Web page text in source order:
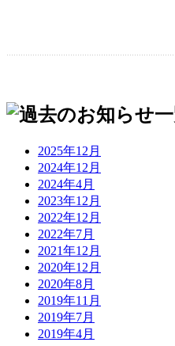
2025年12月
2024年12月
2024年4月
2023年12月
2022年12月
2022年7月
2021年12月
2020年12月
2020年8月
2019年11月
2019年7月
2019年4月